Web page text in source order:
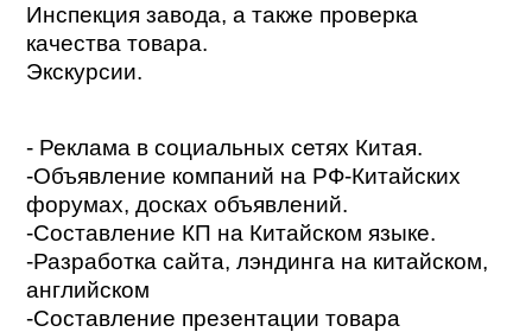
Инспекция завода, а также проверка
качества товара.
Экскурсии.
- Реклама в социальных сетях Китая.
-Объявление компаний на РФ-Китайских
форумах, досках объявлений.
-Составление КП на Китайском языке.
-Разработка сайта, лэндинга на китайском,
английском
-Составление презентации товара